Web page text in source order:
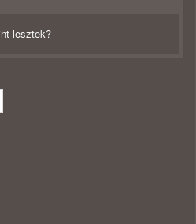
lesztek?